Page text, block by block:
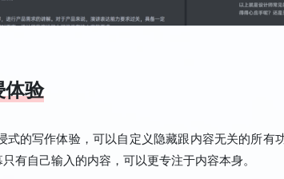
体验
式的写作体验，可以自定义隐藏跟内容无关的所有
有自己输入的内容，可以更专注于内容本身。